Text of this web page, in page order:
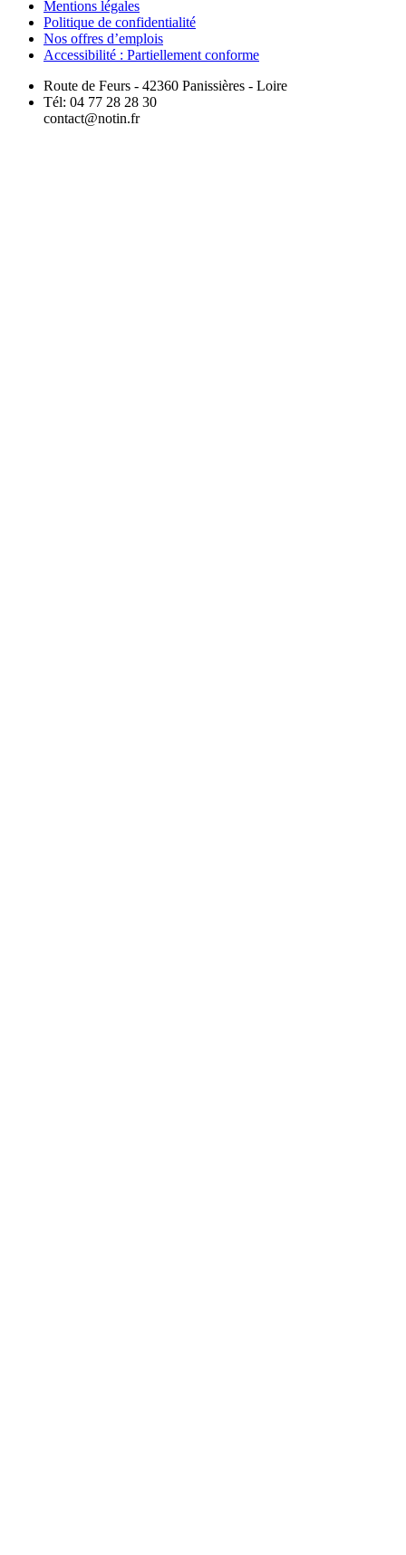
Mentions légales
Politique de confidentialité
Nos offres d’emplois
Accessibilité : Partiellement conforme
Route de Feurs - 42360 Panissières - Loire
Tél: 04 77 28 28 30
contact@notin.fr